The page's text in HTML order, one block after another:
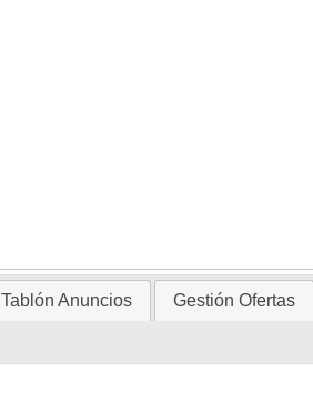
Tablón Anuncios Gestión Ofertas